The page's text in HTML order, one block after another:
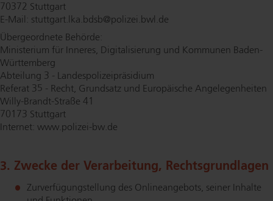
70372 Stuttgart
E-Mail: stuttgart.​lka.​bdsb@​polizei.​bwl.​de
Übergeordnete Behörde:
Ministerium für Inneres, Di­gi­ta­li­sie­rung und Kommunen Ba­den-
Würt­tem­berg
Abteilung 3 - Lan­des­po­li­zei­prä­si­di­um
Referat 35 - Recht, Grundsatz und Europäische An­ge­le­gen­hei­ten
Wil­ly-Brandt-Stra­ße 41
70173 Stuttgart
Internet: www.​polizei-​bw.​de
3. Zwecke der Verarbeitung, Rechts­grund­la­gen
Zur­ver­fü­gung­stel­lung des On­line­an­ge­bots, seiner Inhalte